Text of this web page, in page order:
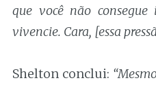
que você não
vivencie. Cara, [essa
Shelton conclui: